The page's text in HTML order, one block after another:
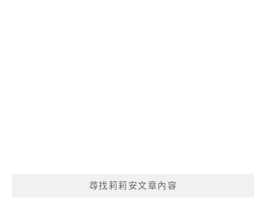
尋找莉莉安文章內容